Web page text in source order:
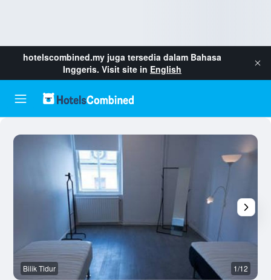
hotelscombined.my juga tersedia dalam Bahasa
Inggeris. Visit site in English
Bilik Tidur 1/12